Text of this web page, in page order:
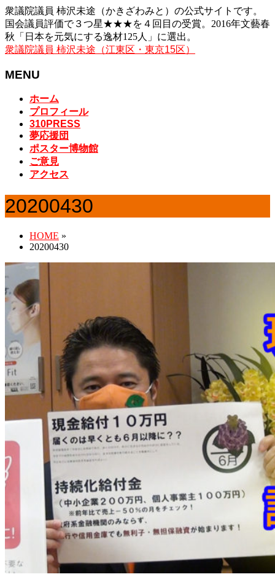
衆議院議員 柿沢未途（かきざわみと）の公式サイトです。
国会議員評価で３つ星★★★を４回目の受賞。2016年文藝春
秋「日本を元気にする逸材125人」に選出。
衆議院議員 柿沢未途（江東区・東京15区）
MENU
ホーム
プロフィール
310PRESS
夢応援団
ポスター博物館
ご意見
アクセス
20200430
HOME »
20200430